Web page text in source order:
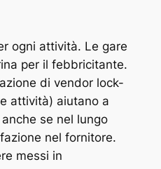
ogni attività. Le gare
per il febbricitante.
di vendor lock-
attività) aiutano a
se nel lungo
nel fornitore.
messi in